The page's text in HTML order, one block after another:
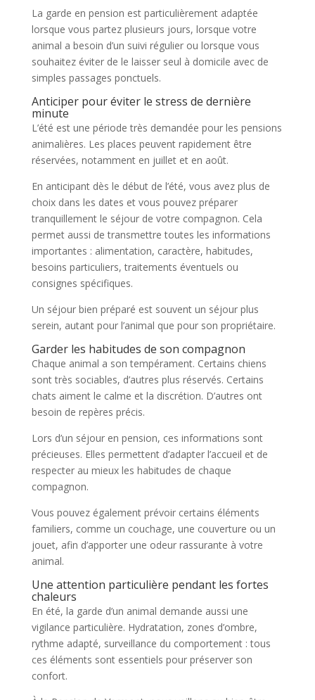
La garde en pension est particulièrement adaptée
lorsque vous partez plusieurs jours, lorsque votre
animal a besoin d’un suivi régulier ou lorsque vous
souhaitez éviter de le laisser seul à domicile avec de
simples passages ponctuels.
Anticiper pour éviter le stress de dernière
minute
L’été est une période très demandée pour les pensions
animalières. Les places peuvent rapidement être
réservées, notamment en juillet et en août.
En anticipant dès le début de l’été, vous avez plus de
choix dans les dates et vous pouvez préparer
tranquillement le séjour de votre compagnon. Cela
permet aussi de transmettre toutes les informations
importantes : alimentation, caractère, habitudes,
besoins particuliers, traitements éventuels ou
consignes spécifiques.
Un séjour bien préparé est souvent un séjour plus
serein, autant pour l’animal que pour son propriétaire.
Garder les habitudes de son compagnon
Chaque animal a son tempérament. Certains chiens
sont très sociables, d’autres plus réservés. Certains
chats aiment le calme et la discrétion. D’autres ont
besoin de repères précis.
Lors d’un séjour en pension, ces informations sont
précieuses. Elles permettent d’adapter l’accueil et de
respecter au mieux les habitudes de chaque
compagnon.
Vous pouvez également prévoir certains éléments
familiers, comme un couchage, une couverture ou un
jouet, afin d’apporter une odeur rassurante à votre
animal.
Une attention particulière pendant les fortes
chaleurs
En été, la garde d’un animal demande aussi une
vigilance particulière. Hydratation, zones d’ombre,
rythme adapté, surveillance du comportement : tous
ces éléments sont essentiels pour préserver son
confort.